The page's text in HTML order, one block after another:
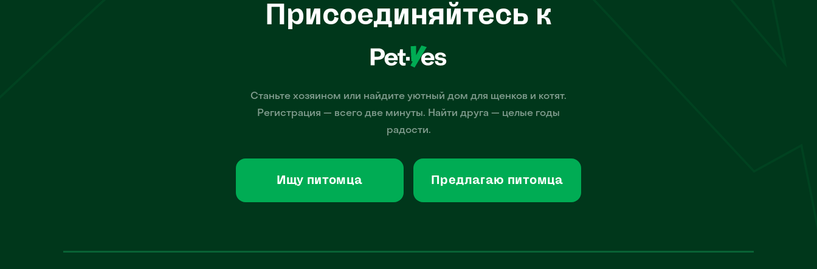
Присоединяйтесь к
Станьте хозяином или найдите уютный дом для щенков и котят.
Регистрация — всего две минуты. Найти друга — целые годы
радости.
Ищу питомца Предлагаю питомца